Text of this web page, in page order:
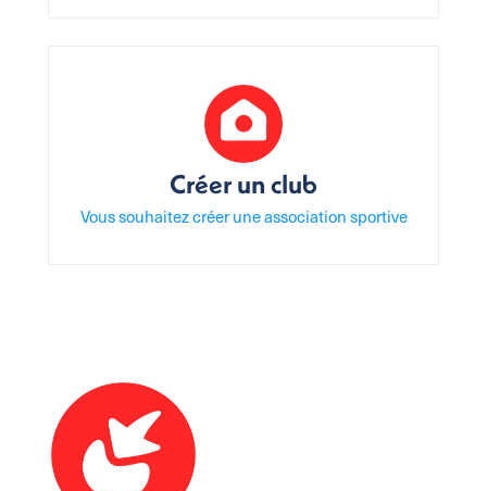
Créer un club
Vous souhaitez créer une association sportive